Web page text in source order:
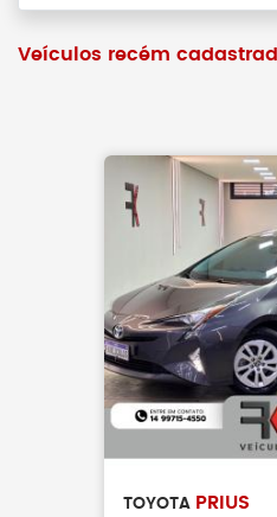
Veículos recém
TOYOTA PRIUS